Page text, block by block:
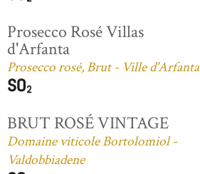
Prosecco Rosé Villas
d'Arfanta
Prosecco rosé, Brut - Ville d'Arfanta
BRUT ROSÉ VINTAGE
Domaine viticole Bortolomiol -
Valdobbiadene